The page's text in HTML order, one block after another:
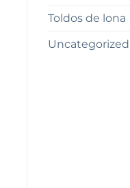
Toldos de lona
Uncategorized